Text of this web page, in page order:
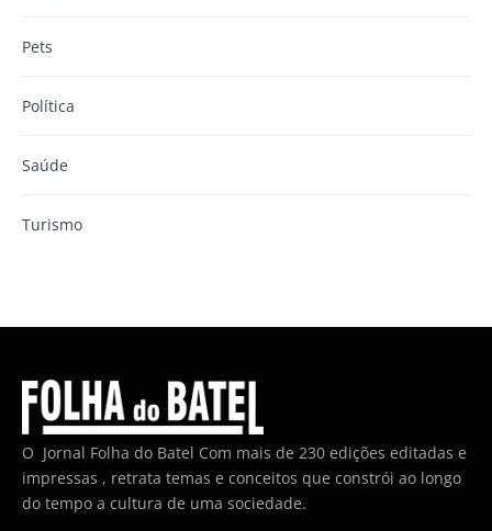
Pets
Política
Saúde
Turismo
O Jornal Folha do Batel Com mais de 230 edições editadas e
impressas , retrata temas e conceitos que constrói ao longo
do tempo a cultura de uma sociedade.